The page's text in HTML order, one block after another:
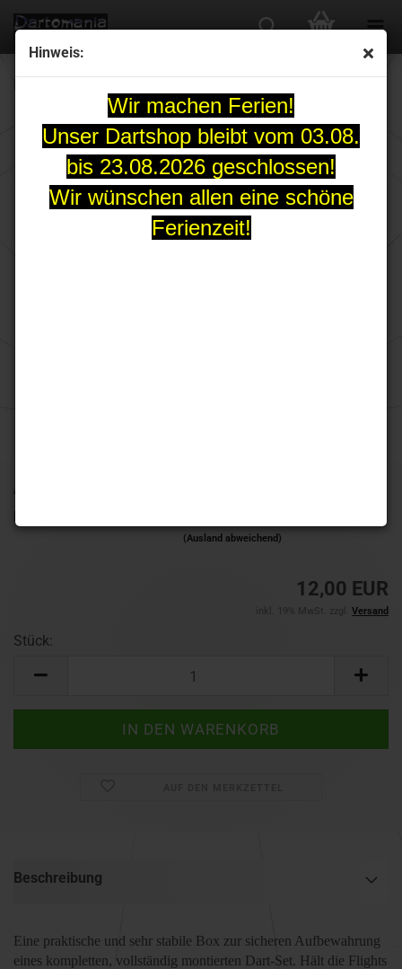
Hinweis:
Wir machen Ferien!
Unser Dartshop bleibt vom 03.08.
bis 23.08.2026 geschlossen!
Wir wünschen allen eine schöne
Ferienzeit!
Art.Nr.:
Lieferzeit:
(Ausland abweichend)
12,00 EUR
inkl. 19% MwSt. zzgl. Versand
Stück:
Beschreibung
Eine praktische und sehr stabile Box zur sicheren Aufbewahrung
eines kompletten, vollständig montierten Dart-Set. Hält die Flights